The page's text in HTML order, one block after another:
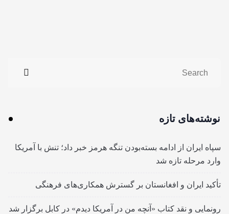
نوشته‌های تازه
سپاه ایران از ادامه بسته‌بودن تنگه هرمز خبر داد؛ تنش با آمریکا
وارد مرحله تازه شد
تأکید ایران و افغانستان بر گسترش همکاری‌های فرهنگی
رونمایی و نقد کتاب «آنچه من در آمریکا دیدم» در کابل برگزار شد